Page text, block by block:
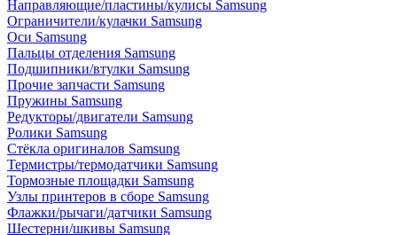
Направляющие/пластины/кулисы Samsung
Ограничители/кулачки Samsung
Оси Samsung
Пальцы отделения Samsung
Подшипники/втулки Samsung
Прочие запчасти Samsung
Пружины Samsung
Редукторы/двигатели Samsung
Ролики Samsung
Стёкла оригиналов Samsung
Термистры/термодатчики Samsung
Тормозные площадки Samsung
Узлы принтеров в сборе Samsung
Флажки/рычаги/датчики Samsung
Шестерни/шкивы Samsung